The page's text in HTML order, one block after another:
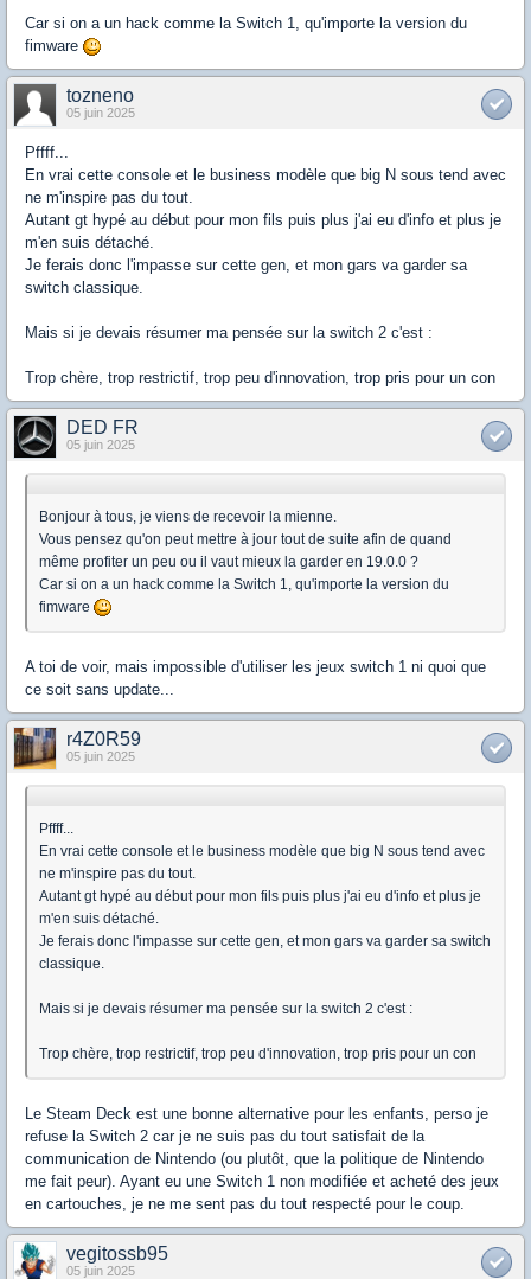
Car si on a un hack comme la Switch 1, qu'importe la version du
fimware
tozneno
05 juin 2025
Pffff...
En vrai cette console et le business modèle que big N sous tend avec
ne m'inspire pas du tout.
Autant gt hypé au début pour mon fils puis plus j'ai eu d'info et plus je
m'en suis détaché.
Je ferais donc l'impasse sur cette gen, et mon gars va garder sa
switch classique.
Mais si je devais résumer ma pensée sur la switch 2 c'est :
Trop chère, trop restrictif, trop peu d'innovation, trop pris pour un con
DED FR
05 juin 2025
Bonjour à tous, je viens de recevoir la mienne.
Vous pensez qu'on peut mettre à jour tout de suite afin de quand
même profiter un peu ou il vaut mieux la garder en 19.0.0 ?
Car si on a un hack comme la Switch 1, qu'importe la version du
fimware
A toi de voir, mais impossible d'utiliser les jeux switch 1 ni quoi que
ce soit sans update...
r4Z0R59
05 juin 2025
Pffff...
En vrai cette console et le business modèle que big N sous tend avec
ne m'inspire pas du tout.
Autant gt hypé au début pour mon fils puis plus j'ai eu d'info et plus je
m'en suis détaché.
Je ferais donc l'impasse sur cette gen, et mon gars va garder sa switch
classique.
Mais si je devais résumer ma pensée sur la switch 2 c'est :
Trop chère, trop restrictif, trop peu d'innovation, trop pris pour un con
Le Steam Deck est une bonne alternative pour les enfants, perso je
refuse la Switch 2 car je ne suis pas du tout satisfait de la
communication de Nintendo (ou plutôt, que la politique de Nintendo
me fait peur). Ayant eu une Switch 1 non modifiée et acheté des jeux
en cartouches, je ne me sent pas du tout respecté pour le coup.
vegitossb95
05 juin 2025